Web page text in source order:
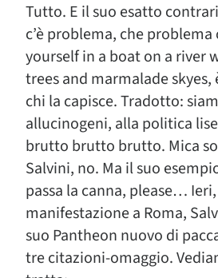
Tutto. E il suo esatto
c’è problema, che problema
yourself in a boat on a river
trees and marmalade skyes,
chi la capisce. Tradotto:
allucinogeni, alla politica
brutto brutto brutto. Mica
Salvini, no. Ma il suo
passa la canna, please…
manifestazione a Roma,
suo Pantheon nuovo di
tre citazioni-omaggio.